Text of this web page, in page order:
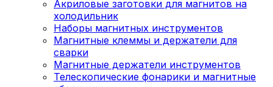
Акриловые заготовки для магнитов на
холодильник
Наборы магнитных инструментов
Магнитные клеммы и держатели для
сварки
Магнитные держатели инструментов
Телескопические фонарики и магнитные